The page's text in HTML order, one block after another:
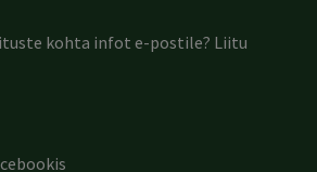
kohta infot e-postile? Liitu